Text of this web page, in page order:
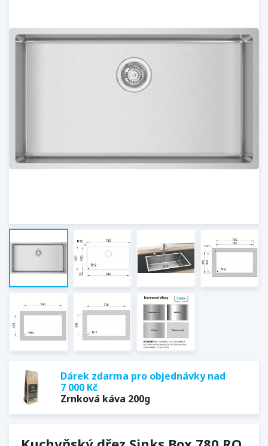
Dárek zdarma pro objednávky nad
7 000 Kč
Zrnková káva 200g